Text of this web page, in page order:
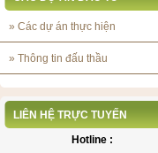
» Các dự án thực hiện
» Thông tin đấu thầu
LIÊN HỆ TRỰC TUYẾN
Hotline :